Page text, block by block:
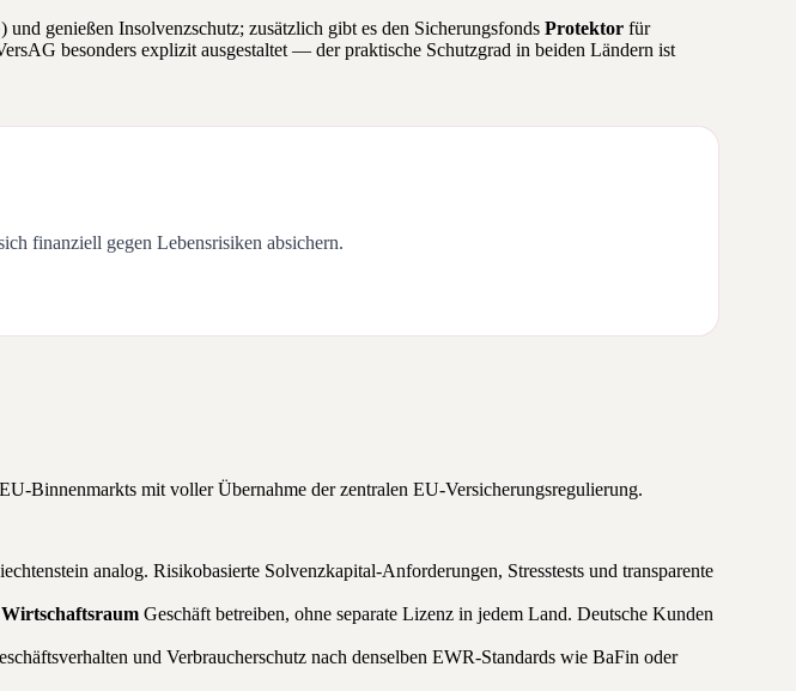
genießen Insolvenzschutz; zusätzlich gibt es den Sicherungsfonds Protektor für
besonders explizit ausgestaltet — der praktische Schutzgrad in beiden Ländern ist
finanziell gegen Lebensrisiken absichern.
Binnenmarkts mit voller Übernahme der zentralen EU-Versicherungsregulierung.
analog. Risikobasierte Solvenzkapital-Anforderungen, Stresstests und transparente
Wirtschaftsraum Geschäft betreiben, ohne separate Lizenz in jedem Land. Deutsche Kunden
und Verbraucherschutz nach denselben EWR-Standards wie BaFin oder